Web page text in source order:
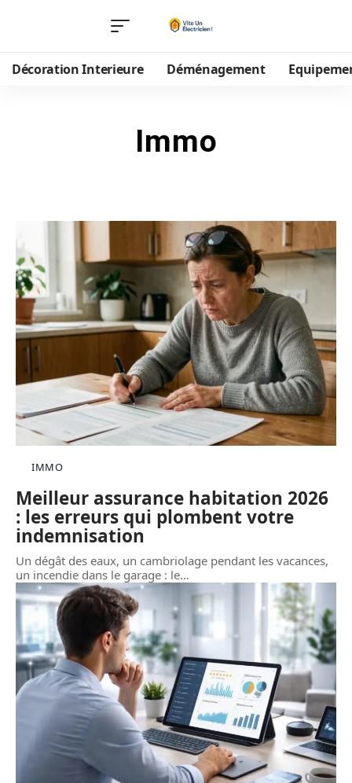
Décoration Interieure Déménagement
Immo
IMMO
Meilleur assurance habitation 2026
: les erreurs qui plombent votre
indemnisation
Un dégât des eaux, un cambriolage pendant les vacances,
un incendie dans le garage : le…